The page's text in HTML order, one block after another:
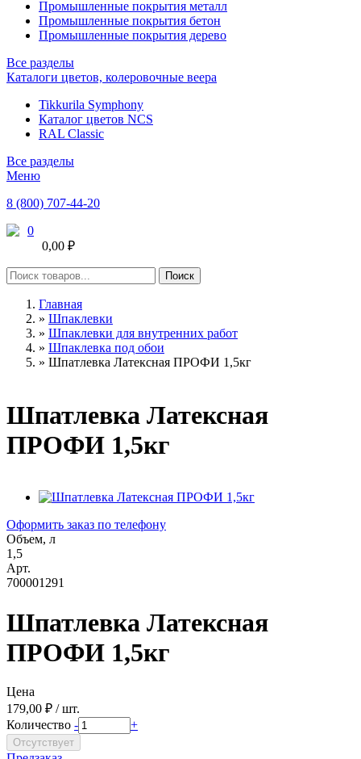
Промышленные покрытия металл
Промышленные покрытия бетон
Промышленные покрытия дерево
Все разделы
Каталоги цветов, колеровочные веера
Tikkurila Symphony
Каталог цветов NCS
RAL Classic
Все разделы
Меню
8 (800) 707-44-20
0
0,00 ₽
Главная
» Шпаклевки
» Шпаклевки для внутренних работ
» Шпаклевка под обои
» Шпатлевка Латексная ПРОФИ 1,5кг
Шпатлевка Латексная
ПРОФИ 1,5кг
Оформить заказ по телефону
Объем, л
1,5
Арт.
700001291
Шпатлевка Латексная
ПРОФИ 1,5кг
Цена
179,00 ₽ / шт.
Количество - +